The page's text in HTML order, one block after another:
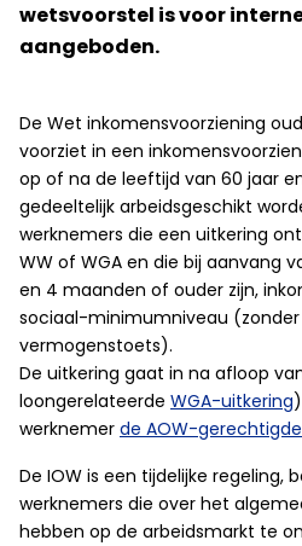
wetsvoorstel is voor
aangeboden.
De Wet inkomensvoorziening
voorziet in een
op of na de leeftijd van 60 jaar
gedeeltelijk arbeidsgeschikt
werknemers die een uitkering
WW of WGA en die bij aanvang
en 4 maanden of ouder zijn,
sociaal-minimumniveau
vermogenstoets).
De uitkering gaat in na afloop
loongerelateerde WGA-uitkering
werknemer de AOW-
De IOW is een tijdelijke regeling,
werknemers die over het
hebben op de arbeidsmarkt te